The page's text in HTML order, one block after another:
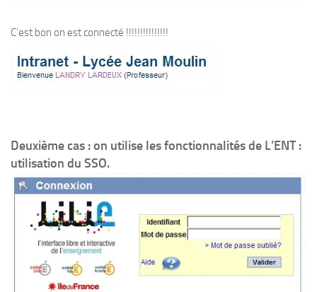
C’est bon on est connecté !!!!!!!!!!!!!!!
Deuxième cas : on utilise les fonctionnalités de L’ENT :
utilisation du SSO.